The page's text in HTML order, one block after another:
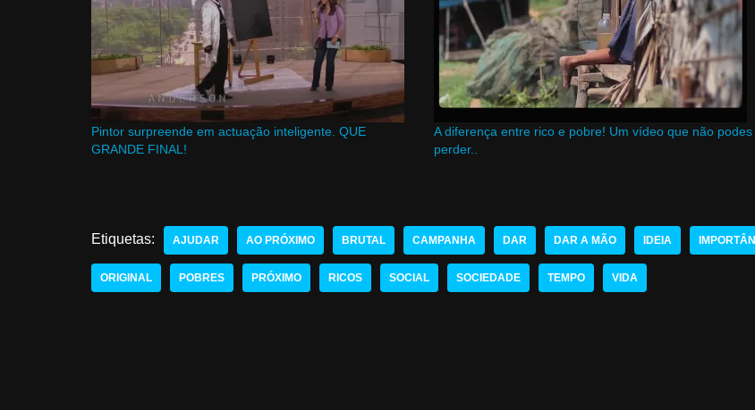
Pintor surpreende em actuação inteligente. QUE
GRANDE FINAL!
A diferença entre rico e pobre! Um vídeo que não podes
perder..
Etiquetas: AJUDAR AO PRÓXIMO BRUTAL CAMPANHA DAR DAR A MÃO IDEIA
ORIGINAL POBRES PRÓXIMO RICOS SOCIAL SOCIEDADE TEMPO VIDA